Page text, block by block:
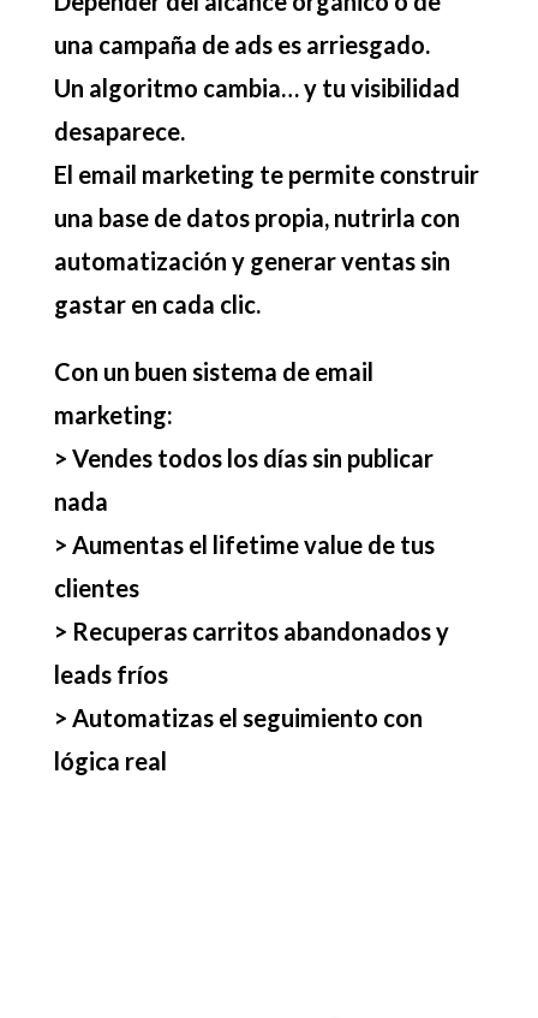
una campaña de ads es arriesgado.
Un algoritmo cambia… y tu visibilidad
desaparece.
El email marketing te permite construir
una base de datos propia, nutrirla con
automatización y generar ventas sin
gastar en cada clic.
Con un buen sistema de email
marketing:
> Vendes todos los días sin publicar
nada
> Aumentas el lifetime value de tus
clientes
> Recuperas carritos abandonados y
leads fríos
> Automatizas el seguimiento con
lógica real